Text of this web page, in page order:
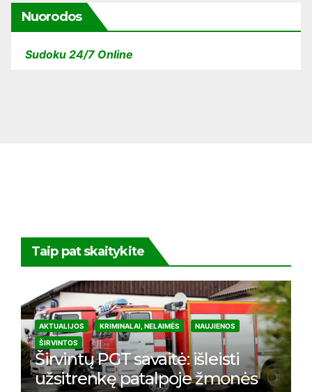
Nuorodos
Sudoku 24/7 Online
Taip pat skaitykite
AKTUALIJOS KRIMINALAI, NELAIMĖS
NAUJIENOS
ŠIRVINTOS
Širvintų PGT savaitė: išleisti
užsitrenkę patalpoje žmonės